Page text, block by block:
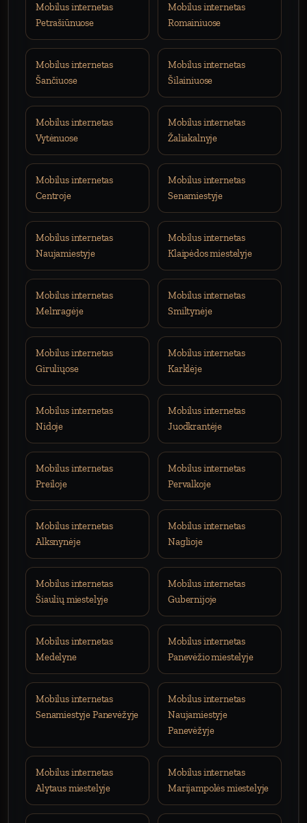
Mobilus internetas
Petrašiūnuose
Mobilus internetas
Romainiuose
Mobilus internetas
Šančiuose
Mobilus internetas
Šilainiuose
Mobilus internetas
Vytėnuose
Mobilus internetas
Žaliakalnyje
Mobilus internetas
Centroje
Mobilus internetas
Senamiestyje
Mobilus internetas
Naujamiestyje
Mobilus internetas
Klaipėdos miestelyje
Mobilus internetas
Melnragėje
Mobilus internetas
Smiltynėje
Mobilus internetas
Giruliųose
Mobilus internetas
Karklėje
Mobilus internetas
Nidoje
Mobilus internetas
Juodkrantėje
Mobilus internetas
Preiloje
Mobilus internetas
Pervalkoje
Mobilus internetas
Alksnynėje
Mobilus internetas
Naglioje
Mobilus internetas
Šiaulių miestelyje
Mobilus internetas
Gubernijoje
Mobilus internetas
Medelyne
Mobilus internetas
Panevėžio miestelyje
Mobilus internetas
Senamiestyje Panevėžyje
Mobilus internetas
Naujamiestyje
Panevėžyje
Mobilus internetas
Alytaus miestelyje
Mobilus internetas
Marijampolės miestelyje